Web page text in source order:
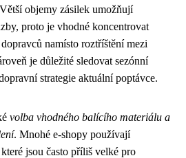
objemy zásilek umožňují
proto je vhodné koncentrovat
namísto roztříštění mezi
je důležité sledovat sezónní
strategie aktuální poptávce.
volba vhodného balícího materiálu a
. Mnohé e-shopy používají
jsou často příliš velké pro